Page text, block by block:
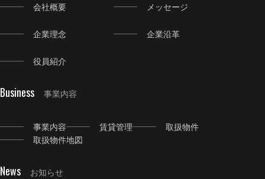
会社概要 メッセージ
企業理念 企業沿革
役員紹介
Business 事業内容
事業内容 賃貸管理
取扱物件
取扱物件地図
News お知らせ